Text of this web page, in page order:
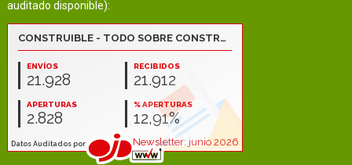
auditado disponible):